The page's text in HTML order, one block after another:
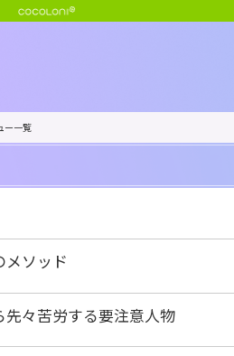
ー一覧
メソッド
々苦労する要注意人物